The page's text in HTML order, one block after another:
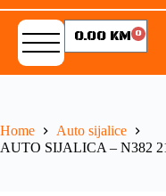
0.00 KM 0
Home
Auto sijalice
AUTO SIJALICA – N382